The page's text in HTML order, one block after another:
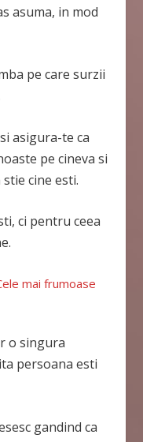
asuma, in mod
pe care surzii
asigura-te ca
pe cineva si
cine esti.
ci pentru ceea
mai frumoase
o singura
persoana esti
gandind ca